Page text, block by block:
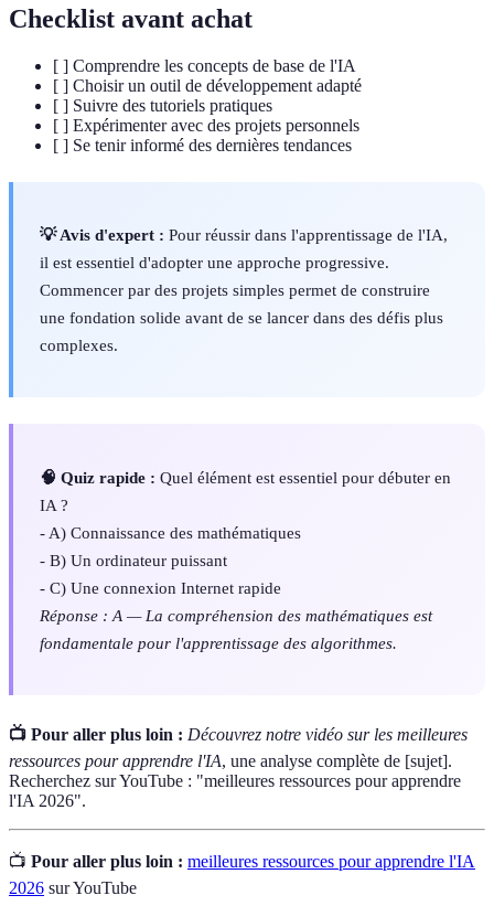
Checklist avant achat
[ ] Comprendre les concepts de base de l'IA
[ ] Choisir un outil de développement adapté
[ ] Suivre des tutoriels pratiques
[ ] Expérimenter avec des projets personnels
[ ] Se tenir informé des dernières tendances
💡 Avis d'expert : Pour réussir dans l'apprentissage de l'IA,
il est essentiel d'adopter une approche progressive.
Commencer par des projets simples permet de construire
une fondation solide avant de se lancer dans des défis plus
complexes.
🧠 Quiz rapide : Quel élément est essentiel pour débuter en
IA ?
- A) Connaissance des mathématiques
- B) Un ordinateur puissant
- C) Une connexion Internet rapide
Réponse : A — La compréhension des mathématiques est
fondamentale pour l'apprentissage des algorithmes.
📺 Pour aller plus loin : Découvrez notre vidéo sur les meilleures
ressources pour apprendre l'IA, une analyse complète de [sujet].
Recherchez sur YouTube : "meilleures ressources pour apprendre
l'IA 2026".
📺 Pour aller plus loin : meilleures ressources pour apprendre l'IA
2026 sur YouTube